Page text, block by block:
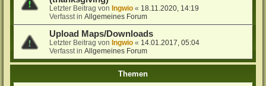
Letzter Beitrag von Ingwio « 18.11.2020, 14:19
Verfasst inAllgemeines Forum
Upload Maps/Downloads
Letzter Beitrag von Ingwio « 14.01.2017, 05:04
Verfasst inAllgemeines Forum
Themen